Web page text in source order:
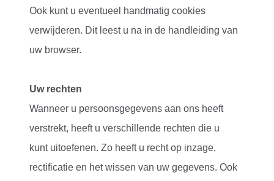
Ook kunt u eventueel handmatig cookies
verwijderen. Dit leest u na in de handleiding van
uw browser.
Uw rechten
Wanneer u persoonsgegevens aan ons heeft
verstrekt, heeft u verschillende rechten die u
kunt uitoefenen. Zo heeft u recht op inzage,
rectificatie en het wissen van uw gegevens. Ook